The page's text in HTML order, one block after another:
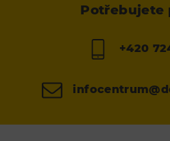
Potřebujete
+420